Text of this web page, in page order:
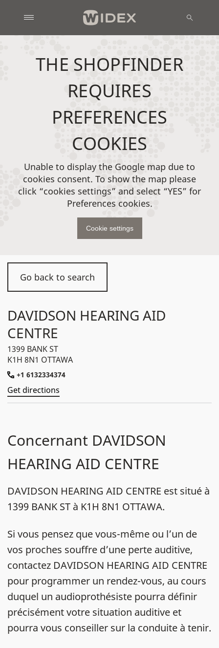
Go back to search
DAVIDSON HEARING AID
CENTRE
1399 BANK ST
K1H 8N1 OTTAWA
+1 6132334374
Get directions
Concernant DAVIDSON
HEARING AID CENTRE
DAVIDSON HEARING AID CENTRE est situé à
1399 BANK ST à K1H 8N1 OTTAWA.
Si vous pensez que vous-même ou l’un de
vos proches souffre d’une perte auditive,
contactez DAVIDSON HEARING AID CENTRE
pour programmer un rendez-vous, au cours
duquel un audioprothésiste pourra définir
précisément votre situation auditive et
pourra vous conseiller sur la conduite à tenir.
THE SHOPFINDER
REQUIRES
PREFERENCES
COOKIES
Unable to display the Google map due to
cookies consent. To show the map please
click “cookies settings” and select “YES” for
Preferences cookies.
Cookie settings